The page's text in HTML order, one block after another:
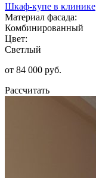
Шкаф-купе в клинике
Материал фасада:
Комбинированный
Цвет:
Светлый
от 84 000 руб.
Рассчитать